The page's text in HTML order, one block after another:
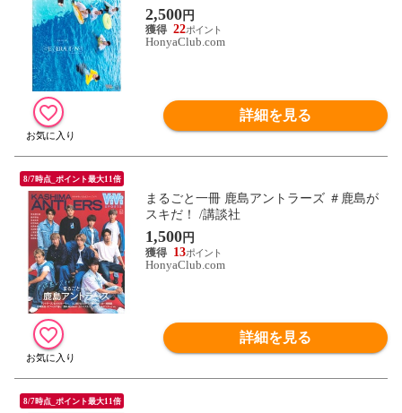
カット小冊子付き
2,500円
22
HonyaClub.com
詳細を見る
8/7時点_ポイント最大11倍
まるごと一冊 鹿島アントラーズ ＃鹿島が
スキだ！ /講談社
1,500円
13
HonyaClub.com
詳細を見る
8/7時点_ポイント最大11倍